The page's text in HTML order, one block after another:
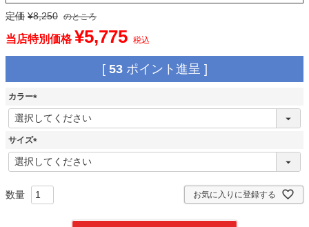
定価 ¥8,250 のところ
当店特別価格 ¥5,775 税込
[ 53 ポイント進呈 ]
カラー
(
必
須
サイズ
(
必
お気に入りに登録する